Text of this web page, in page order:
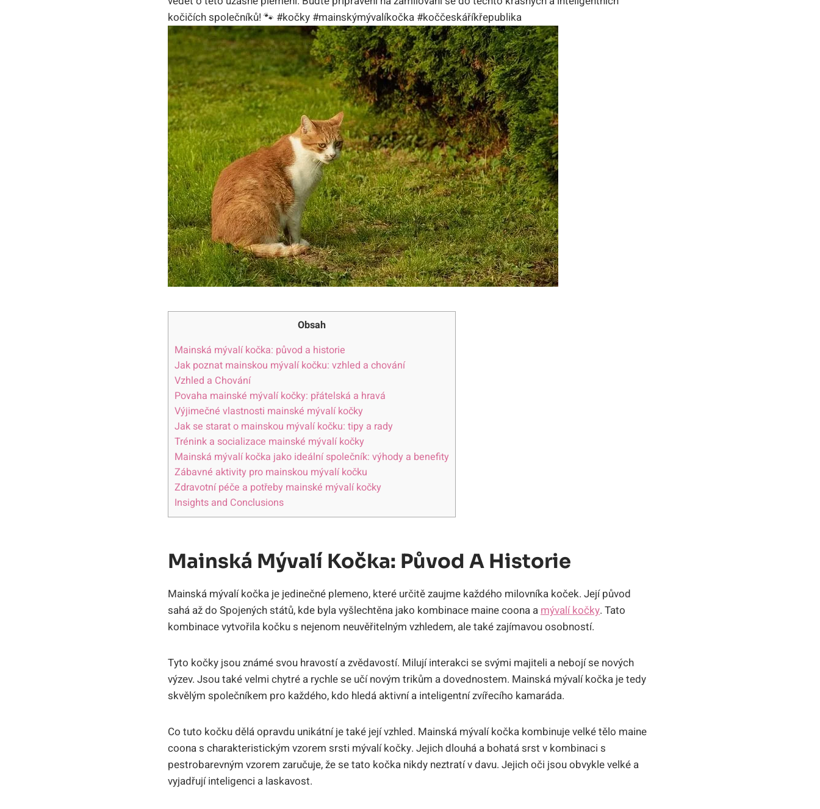
kočičích společníků! 🐾 #kočky #mainskýmývalíkočka #koččeskáříkřepublika
Obsah
Mainská mývalí kočka: původ a historie
Jak poznat mainskou mývalí kočku: vzhled a chování
Vzhled a Chování
Povaha mainské mývalí kočky: přátelská a hravá
Výjimečné vlastnosti mainské mývalí kočky
Jak se starat o mainskou mývalí kočku: tipy a rady
Trénink a socializace mainské mývalí kočky
Mainská mývalí kočka jako ideální společník: výhody a benefity
Zábavné aktivity pro mainskou mývalí kočku
Zdravotní péče a potřeby mainské mývalí kočky
Insights and Conclusions
Mainská Mývalí Kočka: Původ A Historie
Mainská mývalí kočka je jedinečné plemeno, které určitě zaujme každého milovníka koček. Její původ
sahá až do Spojených států, kde byla vyšlechtěna jako kombinace maine coona amývalí kočky. Tato
kombinace vytvořila kočku s nejenom neuvěřitelným vzhledem, ale také zajímavou osobností.
Tyto kočky jsou známé svou hravostí a zvědavostí. Milují interakci se svými majiteli a nebojí se nových
výzev. Jsou také velmi chytré a rychle se učí novým trikům a dovednostem. Mainská mývalí kočka je tedy
skvělým společníkem pro každého, kdo hledá aktivní a inteligentní zvířecího kamaráda.
Co tuto kočku dělá opravdu unikátní je také její vzhled. Mainská mývalí kočka kombinuje velké tělo maine
coona s charakteristickým vzorem srsti mývalí kočky. Jejich dlouhá a bohatá srst v kombinaci s
pestrobarevným vzorem zaručuje, že se tato kočka nikdy neztratí v davu. Jejich oči jsou obvykle velké a
vyjadřují inteligenci a laskavost.